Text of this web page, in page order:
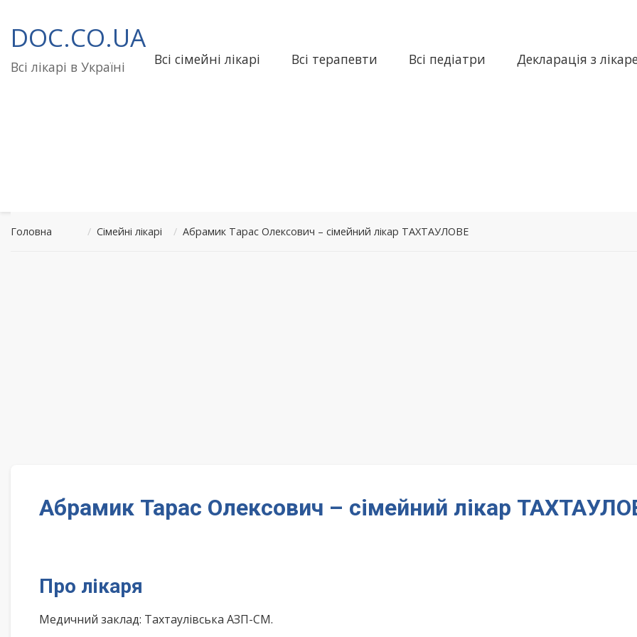
до
вмісту
DOC.CO.UA
Всі лікарі в Україні Всі сімейні лікарі Всі терапевти Всі педіатри Декларація з
Головна / Сімейні лікарі / Абрамик Тарас Олексович – сімейний лікар ТАХТАУЛОВЕ
Абрамик Тарас Олексович – сімейний лікар
Про лікаря
Медичний заклад: Тахтаулівська АЗП-СМ.